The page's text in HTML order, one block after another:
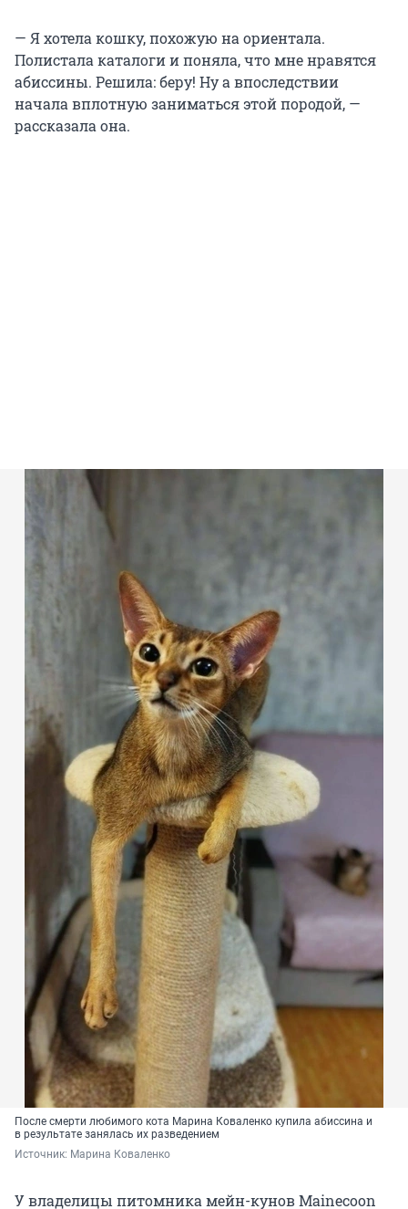
— Я хотела кошку, похожую на ориентала.
Полистала каталоги и поняла, что мне нравятся
абиссины. Решила: беру! Ну а впоследствии
начала вплотную заниматься этой породой, —
рассказала она.
После смерти любимого кота Марина Коваленко купила абиссина и
в результате занялась их разведением
Источник: Марина Коваленко
У владелицы питомника мейн-кунов Mainecoon